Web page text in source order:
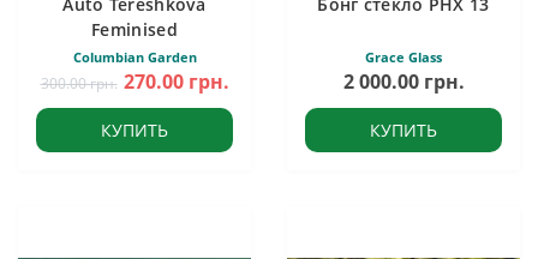
Feminised
Columbian Garden
300.00 грн. 270.00 грн.
КУПИТЬ
Grace Glass
2 000.00 грн.
КУПИТЬ